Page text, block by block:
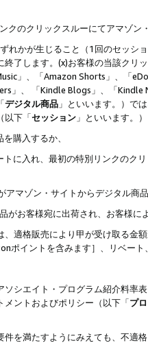
クのクリックスルーにてアマゾン
れかが生じること（1回のセッシ
了します。(x)お客様の当該ク
」、「Amazon Shorts」、「
」、 「Kindle Blogs」、「
デジタル商品 」といいます。）で
以下「セッション 」といいます。
購入するか、
に入れ、最初の特別リンクのク
アマゾン・サイトからデジタル
がお客様宛に出荷され、お客様
、適格販売により甲が受け取る金
ポイントを含みます］、リベー
シエイト・プログラム紹介料率
メントおよびポリシー（以下「プ
件を満たすようにみえても、不適